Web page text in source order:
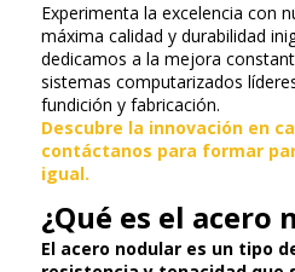
Experimenta la excelencia con
máxima calidad y durabilidad
dedicamos a la mejora
sistemas computarizados
fundición y fabricación.
Descubre la innovación en
contáctanos para formar
igual.
¿Qué es el acero
El acero nodular es un tipo